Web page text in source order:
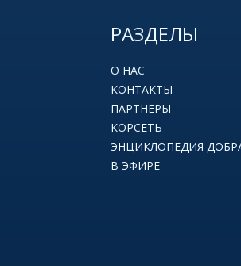
РАЗДЕЛЫ
О НАС
КОНТАКТЫ
ПАРТНЕРЫ
КОРСЕТЬ
ЭНЦИКЛОПЕДИЯ
В ЭФИРЕ